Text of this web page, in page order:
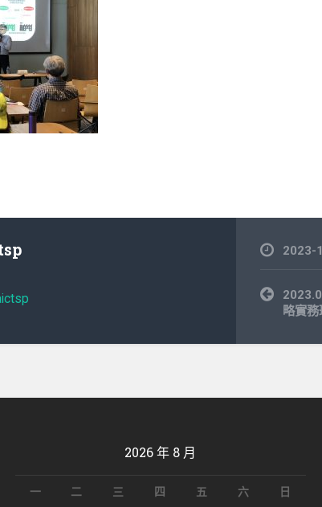
2023-
文
章
略實務
2026 年 8 月
一 二 三 四 五 六 日